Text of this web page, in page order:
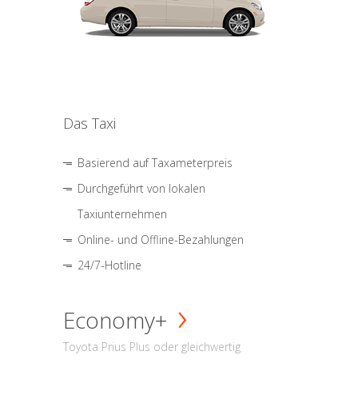
Das Taxi
Basierend auf Taxameterpreis
Durchgeführt von lokalen
Taxiunternehmen
Online- und Offline-Bezahlungen
24/7-Hotline
Economy+
Toyota Prius Plus oder gleichwertig